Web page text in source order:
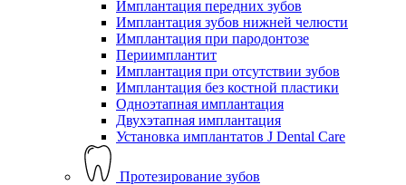
Имплантация передних зубов
Имплантация зубов нижней челюсти
Имплантация при пародонтозе
Периимплантит
Имплантация при отсутствии зубов
Имплантация без костной пластики
Одноэтапная имплантация
Двухэтапная имплантация
Установка имплантатов J Dental Care
Протезирование зубов